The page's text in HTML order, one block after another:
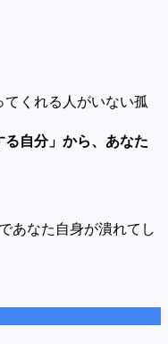
くれる人がいない孤
る自分」から、あなた
あなた自身が潰れてし